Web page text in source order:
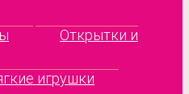
Открытки и
игрушки